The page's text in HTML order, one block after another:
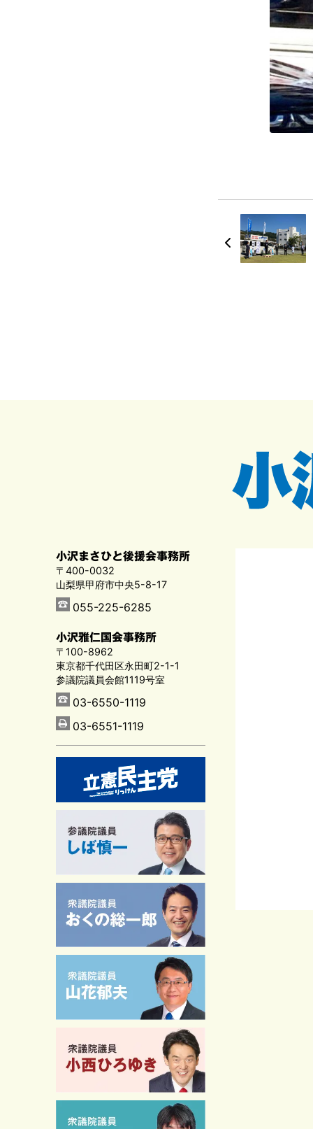
小沢まさひと後援会事務所
〒400-0032
山梨県甲府市中央5-8-17
055-225-6285
小沢雅仁国会事務所
〒100-8962
東京都千代田区永田町2-1-1
参議院議員会館1119号室
03-6550-1119
03-6551-1119